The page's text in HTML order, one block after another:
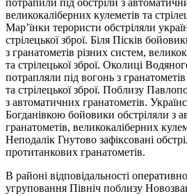
великокаліберних кулеметів та
Мар’їнки терористи обстріляли
стрілецької зброї. Біля Пісків
з гранатометів різних систем,
та стрілецької зброї. Околиці
потрапляли під вогонь з
та стрілецької зброї. Поблизу
з автоматичних гранатометів.
Богданівкою бойовики обстріляли з
гранатометів, великокаліберних
Неподалік Гнутово зафіксовані
протитанкових гранатометів.
В районі відповідальності
угруповання Північ поблизу